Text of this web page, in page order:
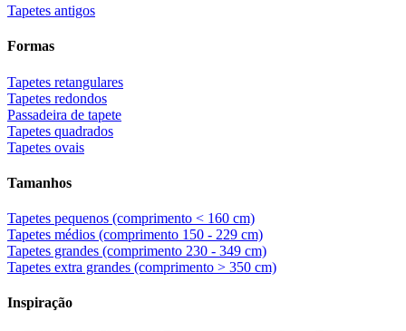
Tapetes antigos
Formas
Tapetes retangulares
Tapetes redondos
Passadeira de tapete
Tapetes quadrados
Tapetes ovais
Tamanhos
Tapetes pequenos (comprimento < 160 cm)
Tapetes médios (comprimento 150 - 229 cm)
Tapetes grandes (comprimento 230 - 349 cm)
Tapetes extra grandes (comprimento > 350 cm)
Inspiração